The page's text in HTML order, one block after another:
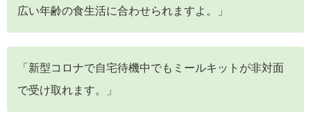
広い年齢の食生活に合わせられますよ。」
「新型コロナで自宅待機中でもミールキットが非対面
で受け取れます。」